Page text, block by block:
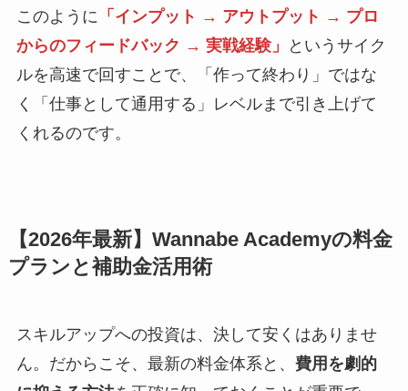
このように 「インプット → アウトプット → プロ
からのフィードバック → 実戦経験」
というサイク
ルを高速で回すことで、「作って終わり」ではな
く「仕事として通用する」レベルまで引き上げて
くれるのです。
【2026年最新】Wannabe Academyの料金
プランと補助金活用術
スキルアップへの投資は、決して安くはありませ
ん。だからこそ、最新の料金体系と、 費用を劇的